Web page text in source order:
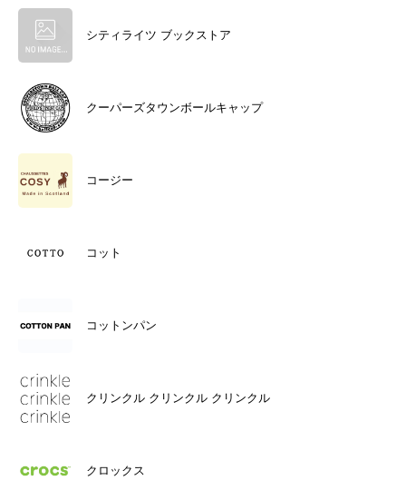
シティライツ ブックストア
クーパーズタウンボールキャップ
コージー
コット
コットンパン
クリンクル クリンクル クリンクル
クロックス